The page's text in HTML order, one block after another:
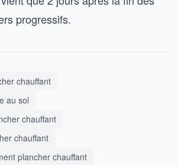
progressifs.
chauffant
au sol
chauffant
chauffant
plancher chauffant